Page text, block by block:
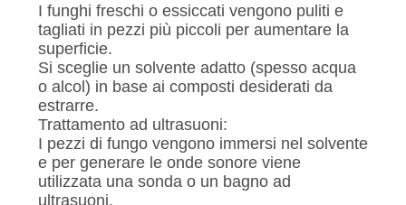
I funghi freschi o essiccati vengono puliti e
tagliati in pezzi più piccoli per aumentare la
superficie.
Si sceglie un solvente adatto (spesso acqua
o alcol) in base ai composti desiderati da
estrarre.
Trattamento ad ultrasuoni:
I pezzi di fungo vengono immersi nel solvente
e per generare le onde sonore viene
utilizzata una sonda o un bagno ad
ultrasuoni.